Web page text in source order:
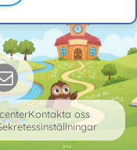
Kontakta oss